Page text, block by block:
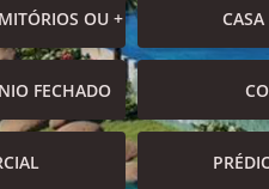
OU +
FECHADO